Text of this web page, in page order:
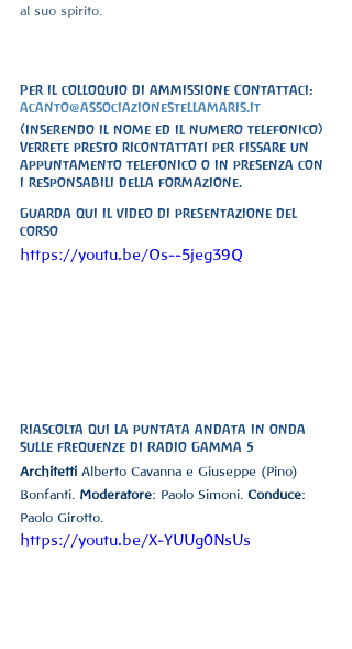
al suo spirito.
Per il colloquio di ammissione Contattaci:
acanto@associazionestellamaris.it
(inserendo il nome ed il numero telefonico)
Verrete presto ricontattati per fissare un
appuntamento telefonico o in presenza con
i responsabili della formazione.
Guarda qui il video di presentazione del
corso
https://youtu.be/Os--5jeg39Q
Riascolta qui la puntata andata in onda
sulle frequenze di Radio Gamma 5
Architetti Alberto Cavanna e Giuseppe (Pino)
Bonfanti. Moderatore: Paolo Simoni. Conduce:
Paolo Girotto.
https://youtu.be/X-YUUg0NsUs